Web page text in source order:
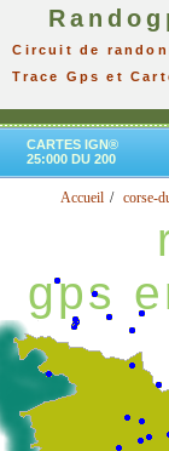
Circuit de
Trace Gps et
CARTES IGN®
25:000 DU 200
Accueil corse-
gps